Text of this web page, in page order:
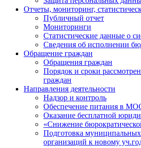
Отчеты, мониторинг,
Публичный отчет
Мониторинги
Статистические данные о
Сведения об исполнении
Обращение граждан
Обращения граждан
Порядок и сроки
граждан
Направления деятельности
Надзор и контроль
Обеспечение питания в
Оказание бесплатной
«Снижение
Подготовка муниципальных
организаций к новому